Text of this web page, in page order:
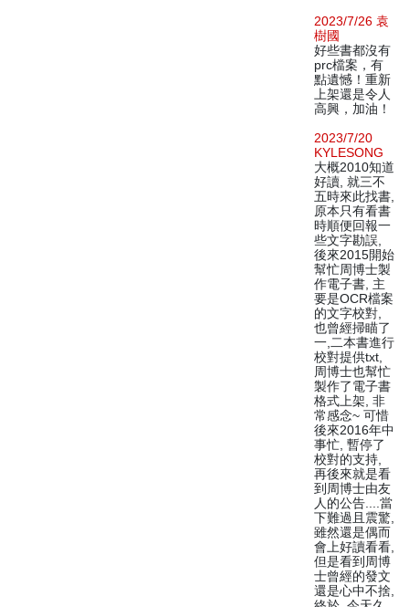
2023/7/26 袁
樹國
好些書都沒有
prc檔案，有
點遺憾！重新
上架還是令人
高興，加油！
2023/7/20
KYLESONG
大概2010知道
好讀, 就三不
五時來此找書,
原本只有看書
時順便回報一
些文字勘誤,
後來2015開始
幫忙周博士製
作電子書, 主
要是OCR檔案
的文字校對,
也曾經掃瞄了
一,二本書進行
校對提供txt,
周博士也幫忙
製作了電子書
格式上架, 非
常感念~ 可惜
後來2016年中
事忙, 暫停了
校對的支持,
再後來就是看
到周博士由友
人的公告....當
下難過且震驚,
雖然還是偶而
會上好讀看看,
但是看到周博
士曾經的發文
還是心中不捨,